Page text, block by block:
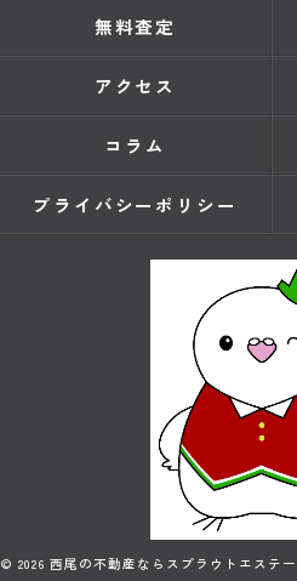
無料査定
アクセス
コラム
プライバシーポリシー
© 2026 西尾の不動産ならスプラウトエステ